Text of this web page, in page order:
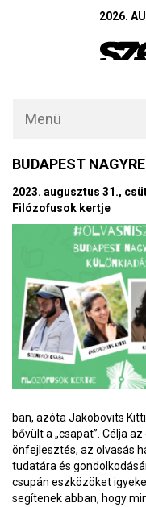
2026.
Menü
BUDAPEST
2023. augusztus 31.,
Filózofusok kertje
ban, azóta Jakobovits
bővült a „csapat”. Célja
önfejlesztés, az olvasás
tudatára és
csupán eszközöket
segítenek abban, hogy